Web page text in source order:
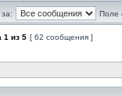
Поле
1 из 5 [ 62 сообщения ]